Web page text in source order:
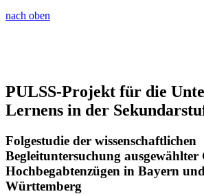
nach oben
PULSS-Projekt für die
Lernens in der
Folgestudie der wissenschaftlichen
Begleituntersuchung
Hochbegabtenzügen in Bayern
Württemberg